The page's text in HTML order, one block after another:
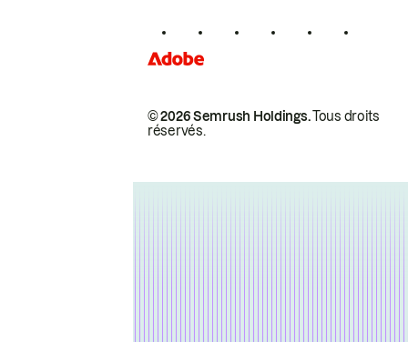
© 2026 Semrush Holdings.Tous droits
réservés.